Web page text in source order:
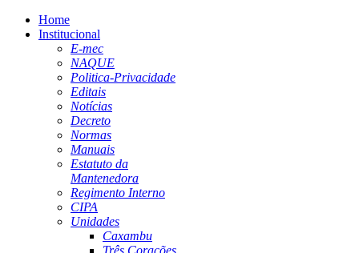
Home
Institucional
E-mec
NAQUE
Politica-Privacidade
Editais
Notícias
Decreto
Normas
Manuais
Estatuto da
Mantenedora
Regimento Interno
CIPA
Unidades
Caxambu
Três Corações